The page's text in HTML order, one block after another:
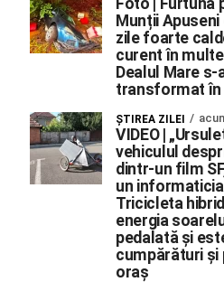
Foto | Furtună
Munții
zile foarte
curent în
Dealul Mare s-
transformat în
ŞTIREA ZILEI
VIDEO |
vehiculul
dintr-un film
un
Tricicleta
energia
pedalată și
cumpărături și
oraș